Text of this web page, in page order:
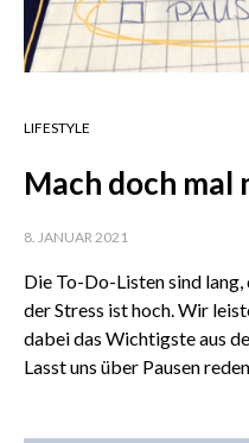
LIFESTYLE
Mach doch mal
8. JANUAR 2021
Die To-Do-Listen sind
der Stress ist hoch. Wir
dabei das Wichtigste aus
Lasst uns über Pausen